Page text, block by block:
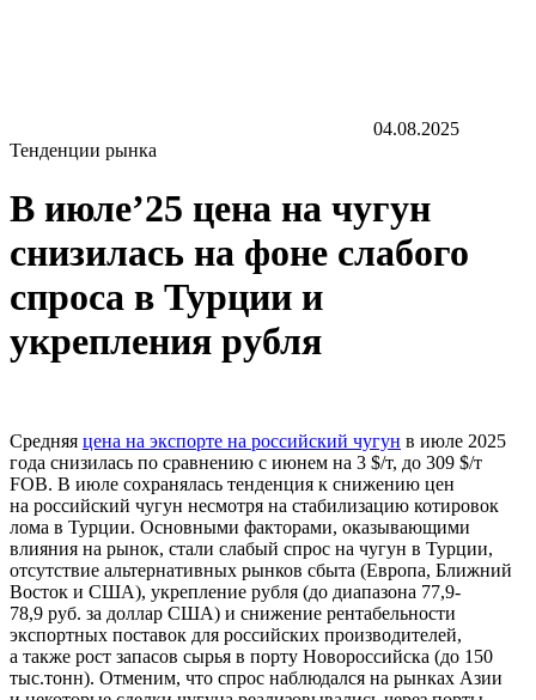
04.08.2025
Тенденции рынка
В июле’25 цена на чугун
снизилась на фоне слабого
спроса в Турции и
укрепления рубля
Средняя цена на экспорте на российский чугун в июле 2025
года снизилась по сравнению с июнем на 3 $/т, до 309 $/т
FOB. В июле сохранялась тенденция к снижению цен
на российский чугун несмотря на стабилизацию котировок
лома в Турции. Основными факторами, оказывающими
влияния на рынок, стали слабый спрос на чугун в Турции,
отсутствие альтернативных рынков сбыта (Европа, Ближний
Восток и США), укрепление рубля (до диапазона 77,9-
78,9 руб. за доллар США) и снижение рентабельности
экспортных поставок для российских производителей,
а также рост запасов сырья в порту Новороссийска (до 150
тыс.тонн). Отменим, что спрос наблюдался на рынках Азии